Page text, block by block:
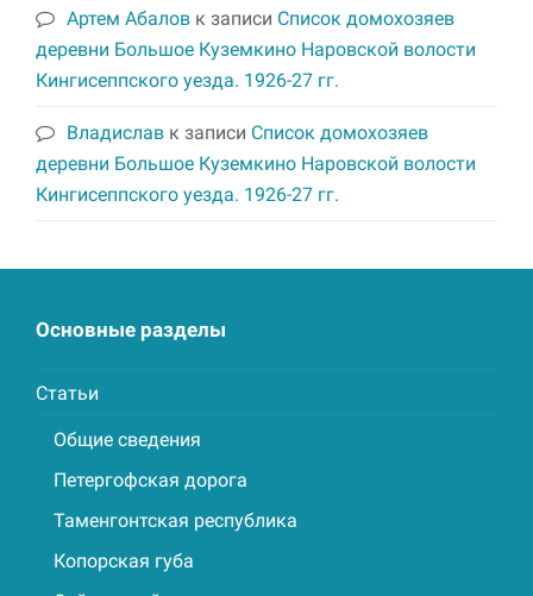
Артем Абалов к записи Список домохозяев
деревни Большое Куземкино Наровской волости
Кингисеппского уезда. 1926-27 гг.
Владислав к записи Список домохозяев
деревни Большое Куземкино Наровской волости
Кингисеппского уезда. 1926-27 гг.
Основные разделы
Статьи
Общие сведения
Петергофская дорога
Таменгонтская республика
Копорская губа